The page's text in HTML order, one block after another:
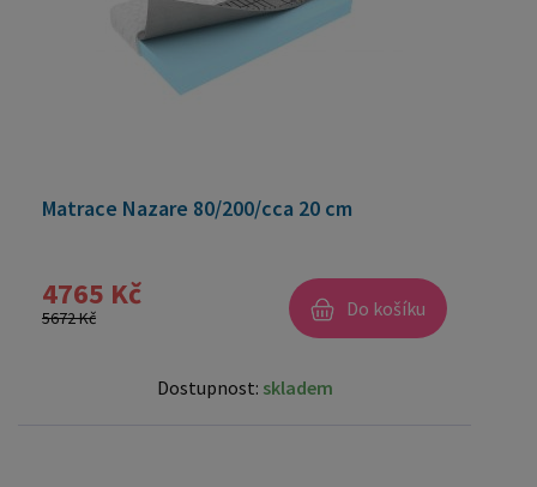
Matrace Nazare 80/200/cca 20 cm
4765 Kč
5672 Kč Do košíku
Dostupnost: skladem